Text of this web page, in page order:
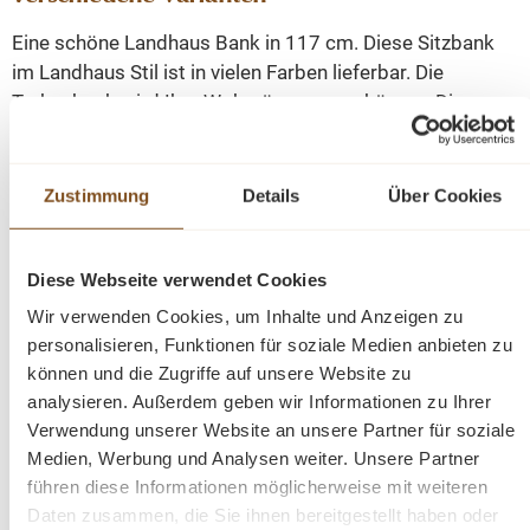
Zustimmung Details Über Cookies
Diese Webseite verwendet Cookies
Wir verwenden Cookies, um Inhalte und Anzeigen zu
personalisieren, Funktionen für soziale Medien anbieten zu
können und die Zugriffe auf unsere Website zu
analysieren. Außerdem geben wir Informationen zu Ihrer
Verwendung unserer Website an unsere Partner für soziale
Medien, Werbung und Analysen weiter. Unsere Partner
führen diese Informationen möglicherweise mit weiteren
Daten zusammen, die Sie ihnen bereitgestellt haben oder
Eine schöne Landhaus Bank in 117 cm. Diese Sitzbank
im Landhaus Stil ist in vielen Farben lieferbar. Die
Truhenbank wird Ihre Wohnräume verschönern. Diese
Bank vereint Funktionalität und Design auf harmonische
und bietet mit einem klappbaren Sitz und großzügigem
Die Abmessungen: ca.: Höhe 92 cm - Breite 117 cm -
Tiefe 48 cm.
100 % Kiefernholz
Fertig montiert
Farbe wählbar
Geben Sie bitte Ihre gewünschte Farbe beim Kauf im